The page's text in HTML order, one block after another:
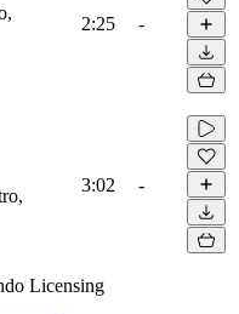
2:25 -
3:02 -
Licensing